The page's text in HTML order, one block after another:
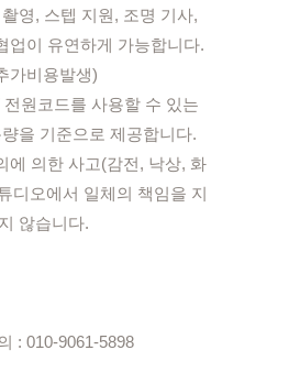
영, 스텝 지원, 조명 기사,
업이 유연하게 가능합니다.
가비용발생)
원코드를 사용할 수 있는
을 기준으로 제공합니다.
에 의한 사고(감전, 낙상, 화
디오에서 일체의 책임을 지
지 않습니다.
: 010-9061-5898